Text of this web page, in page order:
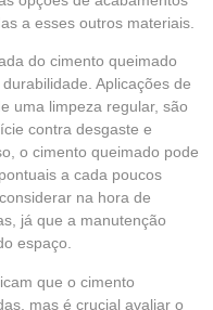
a esses outros materiais.
do cimento queimado
Aplicações de
uma limpeza regular, são
contra desgaste e
o cimento queimado pode
a cada poucos
na hora de
já que a manutenção
espaço.
que o cimento
mas é crucial avaliar o